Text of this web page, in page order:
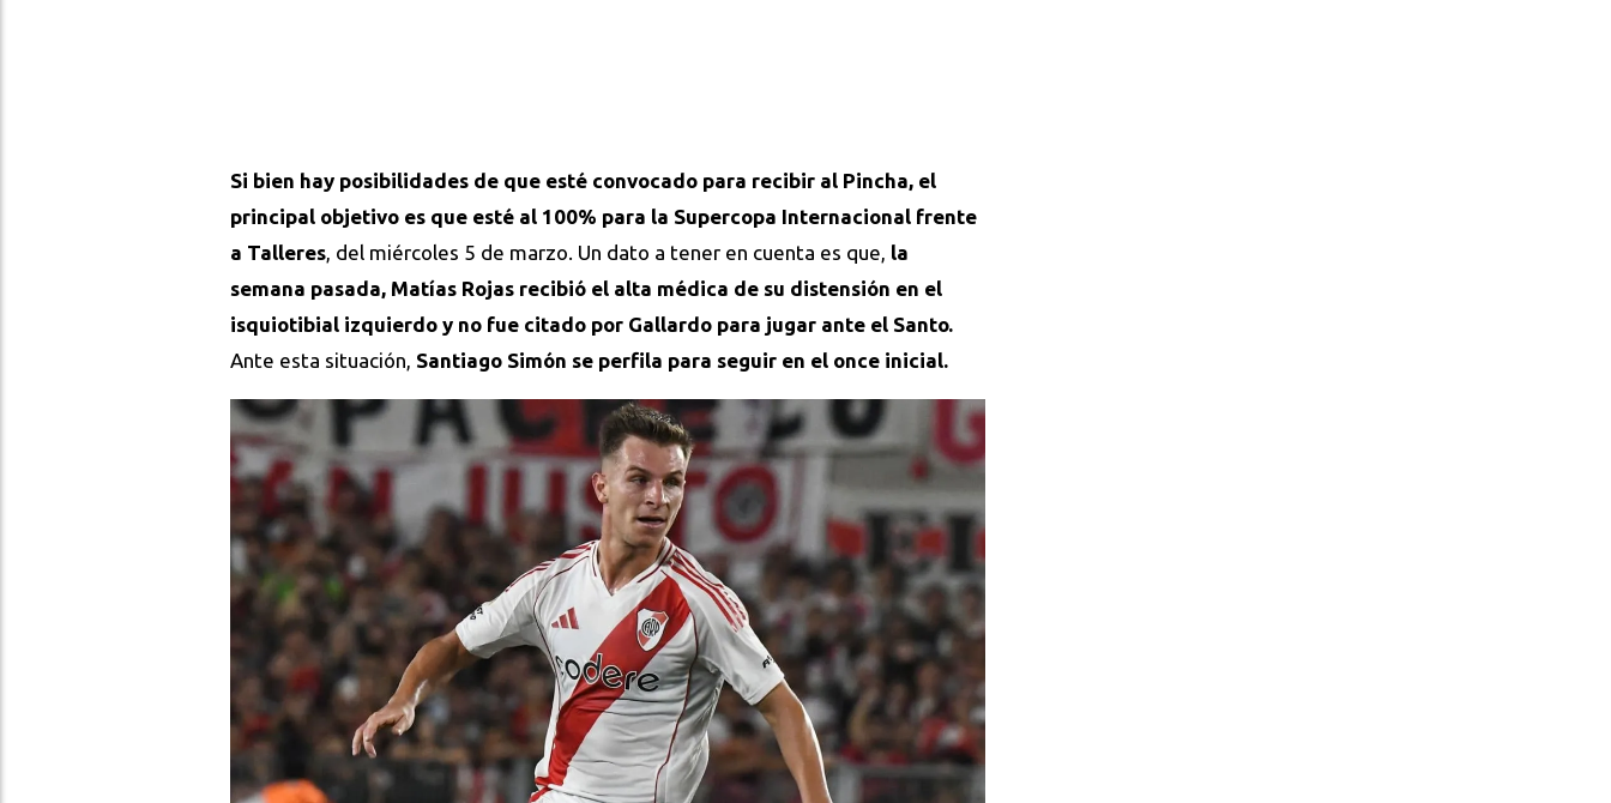
Si bien hay posibilidades de que esté convocado para recibir al Pincha, el
principal objetivo es que esté al 100% para la Supercopa Internacional frente
a Talleres , del miércoles 5 de marzo. Un dato a tener en cuenta es que, la
semana pasada, Matías Rojas recibió el alta médica de su distensión en el
isquiotibial izquierdo y no fue citado por Gallardo para jugar ante el Santo.
Ante esta situación, Santiago Simón se perfila para seguir en el once inicial.